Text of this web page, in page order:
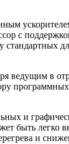
с
ведущим в
и
быть легко
и